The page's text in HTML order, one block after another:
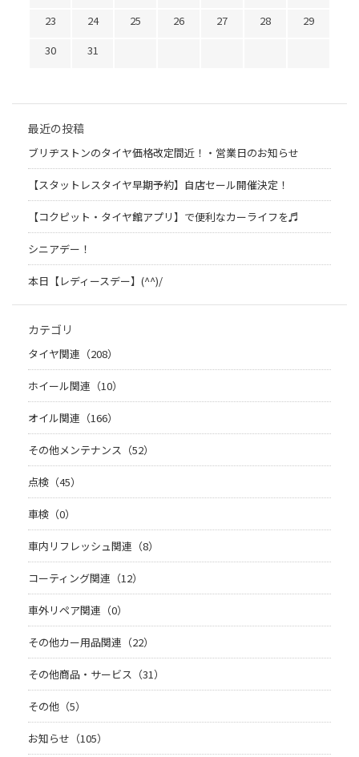
23
24 25 26 27 28
29
30
31
最近の投稿
ブリヂストンのタイヤ価格改定間近！・営業日のお知らせ
【スタットレスタイヤ早期予約】自店セール開催決定！
【コクピット・タイヤ館アプリ】で便利なカーライフを♬
シニアデー！
本日【レディースデー】(^^)/
カテゴリ
タイヤ関連（208）
ホイール関連（10）
オイル関連（166）
その他メンテナンス（52）
点検（45）
車検（0）
車内リフレッシュ関連（8）
コーティング関連（12）
車外リペア関連（0）
その他カー用品関連（22）
その他商品・サービス（31）
その他（5）
お知らせ（105）